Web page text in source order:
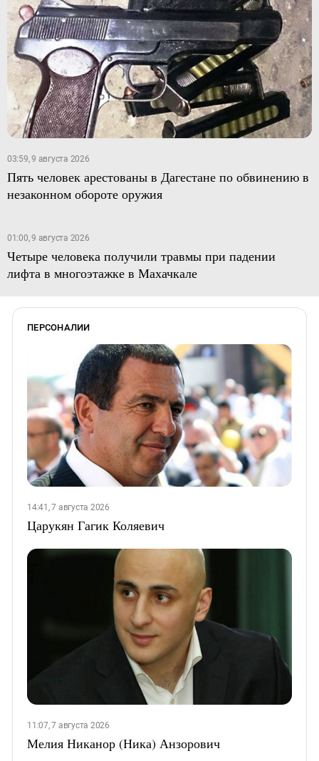
03:59, 9 августа 2026
Пять человек арестованы в Дагестане по обвинению в
незаконном обороте оружия
01:00, 9 августа 2026
Четыре человека получили травмы при падении
лифта в многоэтажке в Махачкале
ПЕРСОНАЛИИ
14:41, 7 августа 2026
Царукян Гагик Коляевич
11:07, 7 августа 2026
Мелия Никанор (Ника) Анзорович